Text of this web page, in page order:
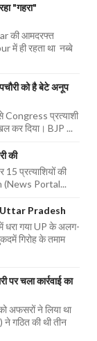
"गहरा"
की आमदरफ्त
में ही रहता था नब्बे
को है बेटे अनूप
प्रत्याशी
कर दिया। BJP ...
की
15 प्रत्याशियों की
(News Portal...
| Uttar Pradesh
धरा गया UP के अलग-
गिरोह के तमाम
पर चला कार्रवाई का
अफसरों ने लिया था
गठित की थी तीन